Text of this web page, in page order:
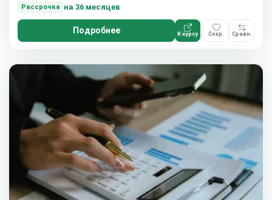
Рассрочка на 36 месяцев
Подробнее К курсу Сохр. Сравн.